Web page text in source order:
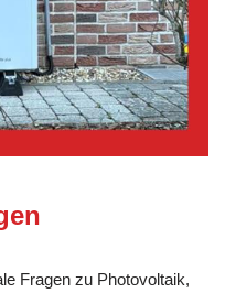
Fragen zu Photovoltaik,